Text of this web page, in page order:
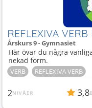
REFLEXIVA VERB
Årskurs 9 - Gymnasiet
Här övar du några
nekad form.
VERB REFLEXIVA VERB
2NIVÅER 3,8